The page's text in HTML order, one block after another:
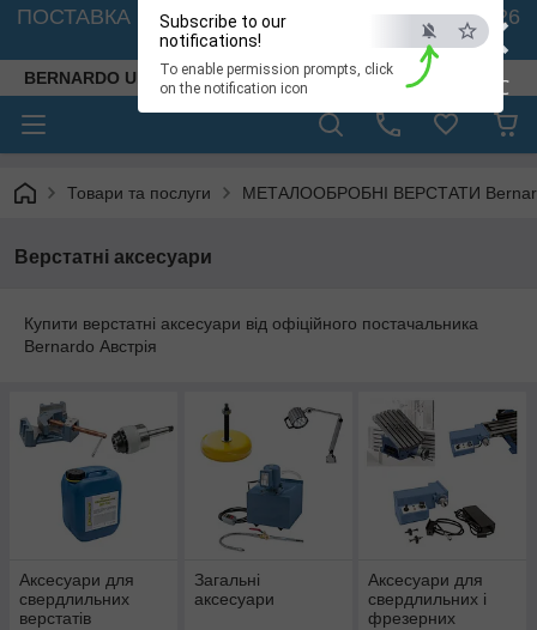
×
ESC
Subscribe to our
notifications!
To enable permission prompts, click
on the notification icon
ПОСТАВКА ВЕРСТАТІВ З АВСТРІЇ - 🚛 26.08. 2026
🚛
BERNARDO UKRAINE
Товари та послуги МЕТАЛООБРОБНІ ВЕРСТАТИ
Верстатні аксесуари
Купити верстатні аксесуари від офіційного постачальника
Bernardo Австрія
Аксесуари для
свердлильних
верстатів
Загальні
аксесуари
Аксесуари для
свердлильних і
фрезерних